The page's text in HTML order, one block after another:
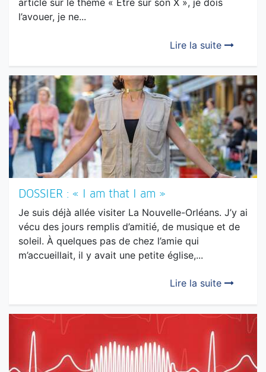
Lire la suite
DOSSIER : « I am that I am »
Je suis déjà allée visiter La Nouvelle-Orléans. J’y ai
vécu des jours remplis d’amitié, de musique et de
soleil. À quelques pas de chez l’amie qui
m’accueillait, il y avait une petite église,...
Lire la suite